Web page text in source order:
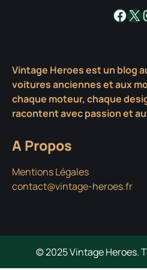
X
Vintage Heroes est un blog
voitures anciennes et aux
chaque moteur, chaque
racontent avec passion et
A Propos
Mentions Légales
contact@vintage-heroes.fr
© 2025 Vintage Heroes.